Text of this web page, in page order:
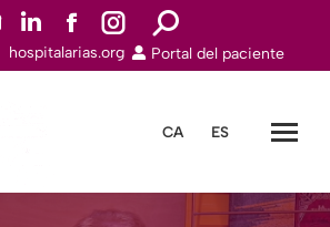
YouTuben
abre
ventana
Linkedinn
abre
ventana
Facebookn
abre
ventana
Instagramn
abre
ventana
Buscar:
hospitalarias.org Portal del paciente
CA ES